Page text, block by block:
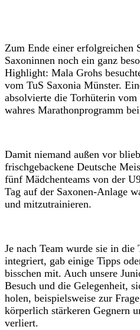
Zum Ende einer erfolgreichen
Saxoninnen noch ein ganz
Highlight: Mala Grohs
vom TuS Saxonia Münster.
absolvierte die Torhüterin
wahres Marathonprogramm
Damit niemand außen vor
frischgebackene Deutsche
fünf Mädchenteams von der
Tag auf der Saxonen-Anlage
und mitzutrainieren.
Je nach Team wurde sie in die
integriert, gab einige Tipps
bisschen mit. Auch unsere
Besuch und die Gelegenheit,
holen, beispielsweise zur
körperlich stärkeren Gegnern
verliert.